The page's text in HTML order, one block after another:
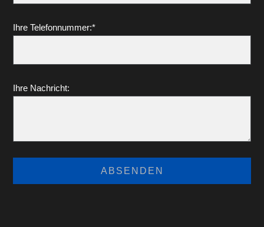
Ihre Telefonnummer:*
Ihre Nachricht: